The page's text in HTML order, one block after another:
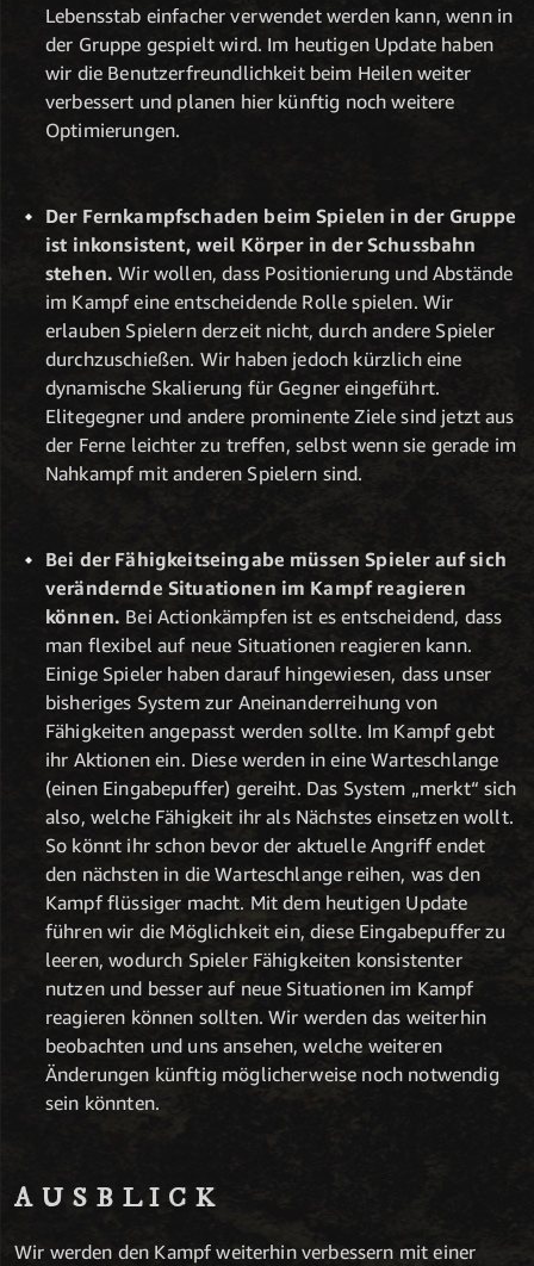
Lebensstab einfacher verwendet werden kann, wenn in
der Gruppe gespielt wird. Im heutigen Update haben
wir die Benutzerfreundlichkeit beim Heilen weiter
verbessert und planen hier künftig noch weitere
Optimierungen.
Der Fernkampfschaden beim Spielen in der Gruppe
ist inkonsistent, weil Körper in der Schussbahn
stehen. Wir wollen, dass Positionierung und Abstände
im Kampf eine entscheidende Rolle spielen. Wir
erlauben Spielern derzeit nicht, durch andere Spieler
durchzuschießen. Wir haben jedoch kürzlich eine
dynamische Skalierung für Gegner eingeführt.
Elitegegner und andere prominente Ziele sind jetzt aus
der Ferne leichter zu treffen, selbst wenn sie gerade im
Nahkampf mit anderen Spielern sind.
Bei der Fähigkeitseingabe müssen Spieler auf sich
verändernde Situationen im Kampf reagieren
können. Bei Actionkämpfen ist es entscheidend, dass
man flexibel auf neue Situationen reagieren kann.
Einige Spieler haben darauf hingewiesen, dass unser
bisheriges System zur Aneinanderreihung von
Fähigkeiten angepasst werden sollte. Im Kampf gebt
ihr Aktionen ein. Diese werden in eine Warteschlange
(einen Eingabepuffer) gereiht. Das System „merkt“ sich
also, welche Fähigkeit ihr als Nächstes einsetzen wollt.
So könnt ihr schon bevor der aktuelle Angriff endet
den nächsten in die Warteschlange reihen, was den
Kampf flüssiger macht. Mit dem heutigen Update
führen wir die Möglichkeit ein, diese Eingabepuffer zu
leeren, wodurch Spieler Fähigkeiten konsistenter
nutzen und besser auf neue Situationen im Kampf
reagieren können sollten. Wir werden das weiterhin
beobachten und uns ansehen, welche weiteren
Änderungen künftig möglicherweise noch notwendig
sein könnten.
AUSBLICK
Wir werden den Kampf weiterhin verbessern mit einer